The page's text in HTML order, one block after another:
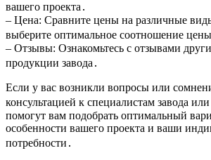
вашего проекта․
– Цена: Сравните цены на различные
выберите оптимальное соотношение цены
– Отзывы: Ознакомьтесь с отзывами
продукции завода․
Если у вас возникли вопросы или
консультацией к специалистам завода
помогут вам подобрать оптимальный
особенности вашего проекта и ваши
потребности․